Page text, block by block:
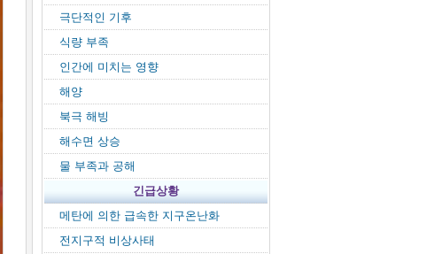
극단적인 기후
식량 부족
인간에 미치는 영향
해양
북극 해빙
해수면 상승
물 부족과 공해
긴급상황
메탄에 의한 급속한 지구온난화
전지구적 비상사태